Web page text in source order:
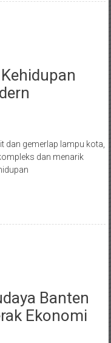
dan gemerlap lampu kota,
dan menarik
Banten
Ekonomi